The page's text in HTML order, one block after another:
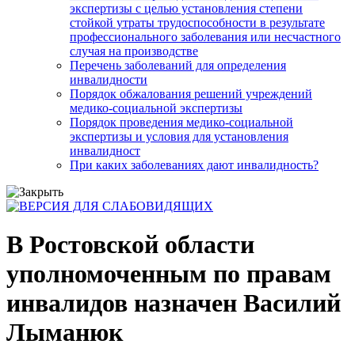
экспертизы с целью установления степени
стойкой утраты трудоспособности в результате
профессионального заболевания или несчастного
случая на производстве
Перечень заболеваний для определения
инвалидности
Порядок обжалования решений учреждений
медико-социальной экспертизы
Порядок проведения медико-социальной
экспертизы и условия для установления
инвалидност
При каких заболеваниях дают инвалидность?
В Ростовской области
уполномоченным по правам
инвалидов назначен Василий
Лыманюк